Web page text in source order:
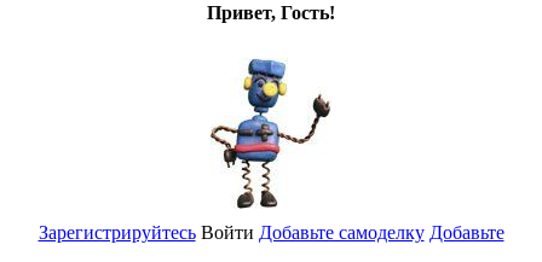
Привет, Гость!
Зарегистрируйтесь Войти Добавьте самоделку Добавьте